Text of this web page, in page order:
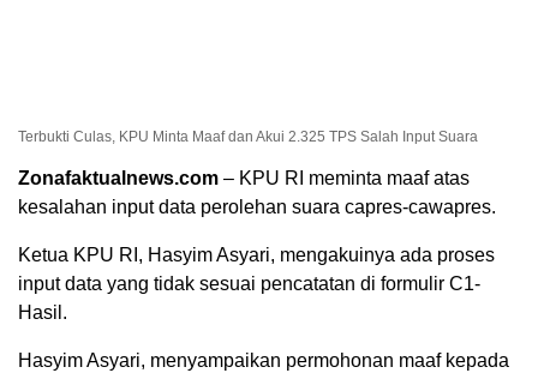
Terbukti Culas, KPU Minta Maaf dan Akui 2.325 TPS Salah Input Suara
Zonafaktualnews.com – KPU RI meminta maaf atas
kesalahan input data perolehan suara capres-cawapres.
Ketua KPU RI, Hasyim Asyari, mengakuinya ada proses
input data yang tidak sesuai pencatatan di formulir C1-
Hasil.
Hasyim Asyari, menyampaikan permohonan maaf kepada